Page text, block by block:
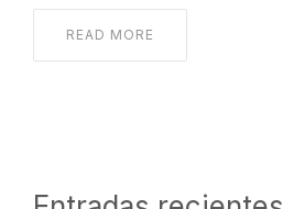
READ MORE